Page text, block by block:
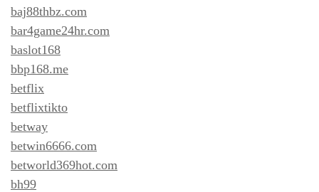
baj88thbz.com
bar4game24hr.com
baslot168
bbp168.me
betflix
betflixtikto
betway
betwin6666.com
betworld369hot.com
bh99